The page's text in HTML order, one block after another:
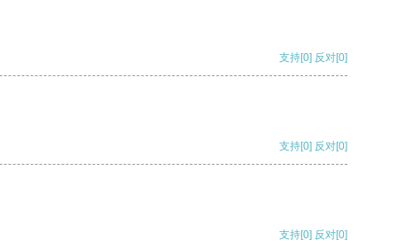
支持[0] 反对[0]
支持[0] 反对[0]
支持[0] 反对[0]